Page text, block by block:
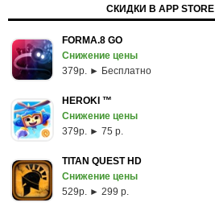
СКИДКИ В APP STORE
FORMA.8 GO
Снижение цены
379p. ► Бесплатно
HEROKI ™
Снижение цены
379p. ► 75 р.
TITAN QUEST HD
Снижение цены
529p. ► 299 р.